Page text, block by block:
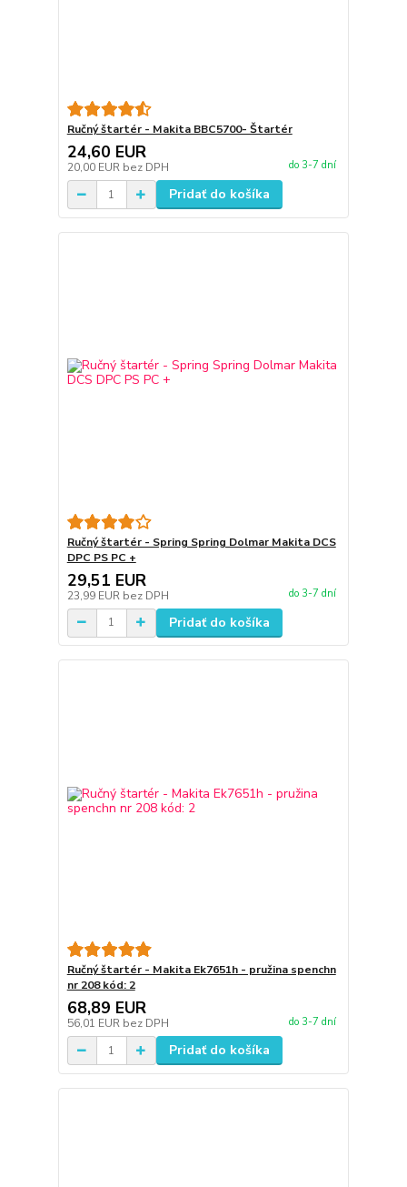
Ručný štartér - Makita BBC5700- Štartér
24,60 EUR
20,00 EUR bez DPH do 3-7 dní
Pridať do košíka
Ručný štartér - Spring Spring Dolmar Makita DCS
DPC PS PC +
29,51 EUR
23,99 EUR bez DPH do 3-7 dní
Pridať do košíka
Ručný štartér - Makita Ek7651h - pružina spenchn
nr 208 kód: 2
68,89 EUR
56,01 EUR bez DPH do 3-7 dní
Pridať do košíka